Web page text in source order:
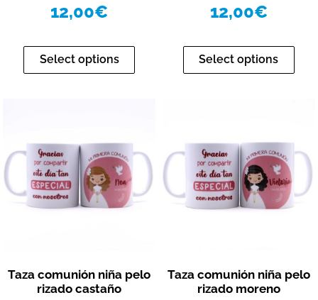
12,00€
Select options
12,00€
Select options
Taza comunión niña pelo
rizado castaño
Taza comunión niña pelo
rizado moreno